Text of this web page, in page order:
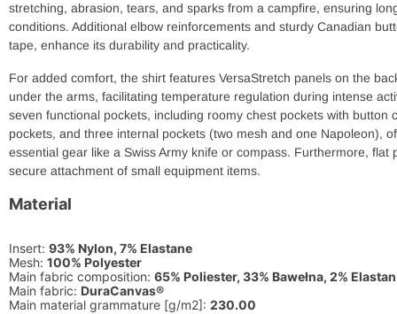
stretching, abrasion, tears, and sparks from a campfire, ensuring
conditions. Additional elbow reinforcements and sturdy Canadian
tape, enhance its durability and practicality.
For added comfort, the shirt features VersaStretch panels on the
under the arms, facilitating temperature regulation during intense
seven functional pockets, including roomy chest pockets with button
pockets, and three internal pockets (two mesh and one Napoleon),
essential gear like a Swiss Army knife or compass. Furthermore, flat
secure attachment of small equipment items.
Material
Insert: 93% Nylon, 7% Elastane
Mesh: 100% Polyester
Main fabric composition: 65% Poliester, 33% Bawełna, 2% Elastan
Main fabric: DuraCanvas®
Main material grammature [g/m2]: 230.00